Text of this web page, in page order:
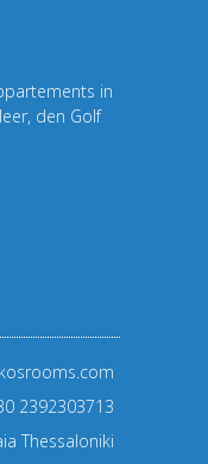
in
den Golf
2392303713
Thessaloniki